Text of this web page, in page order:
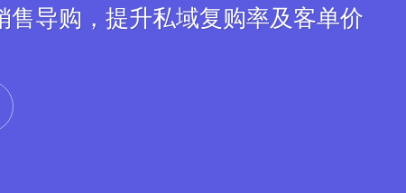
数据实时同步，打造服装新零售o2o